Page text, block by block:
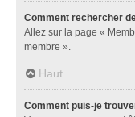
Comment rechercher
Allez sur la page «
membre ».
Haut
Comment puis-je